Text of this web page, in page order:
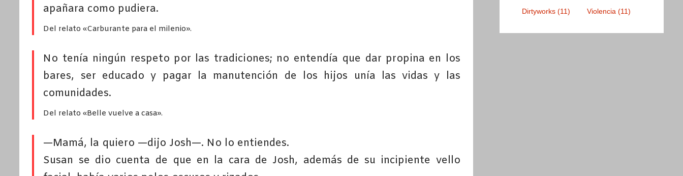
apañara como pudiera.
Del relato «Carburante para el milenio».
No tenía ningún respeto por las tradiciones; no entendía que dar propina en los
bares, ser educado y pagar la manutención de los hijos unía las vidas y las
comunidades.
Del relato «Belle vuelve a casa».
—Mamá, la quiero —dijo Josh—. No lo entiendes.
Susan se dio cuenta de que en la cara de Josh, además de su incipiente vello
Dirtyworks (11) Violencia (11)